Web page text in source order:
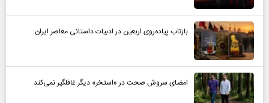
بازتاب پیاده‌روی اربعین در ادبیات داستانی معاصر ایران
امضای سروش صحت در «استخر» دیگر غافلگیر نمی‌کند